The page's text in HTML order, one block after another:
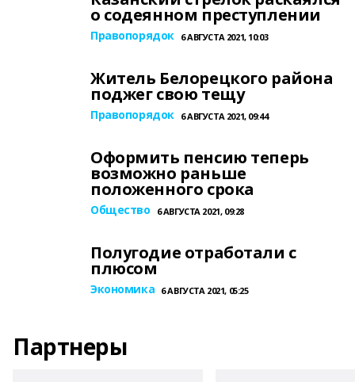
о содеянном преступлении
Правопорядок 6 АВГУСТА 2021, 10:03
Житель Белорецкого района
поджег свою тещу
Правопорядок 6 АВГУСТА 2021, 09:44
Оформить пенсию теперь
возможно раньше
положенного срока
Общество 6 АВГУСТА 2021, 09:28
Полугодие отработали с
плюсом
Экономика 6 АВГУСТА 2021, 05:25
Партнеры